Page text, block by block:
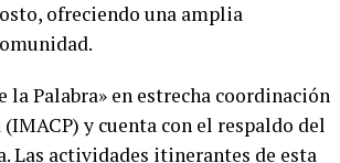
ofreciendo una amplia
Palabra» en estrecha coordinación
y cuenta con el respaldo del
Las actividades itinerantes de esta